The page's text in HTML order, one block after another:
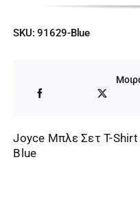
SKU:91629-Blue
Joyce Μπλε Σετ T-
Blue